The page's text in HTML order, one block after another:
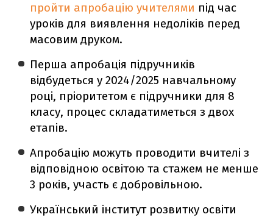
пройти апробацію учителями під час
уроків для виявлення недоліків перед
масовим друком.
Перша апробація підручників
відбудеться у 2024/2025 навчальному
році, пріоритетом є підручники для 8
класу, процес складатиметься з двох
етапів.
Апробацію можуть проводити вчителі з
відповідною освітою та стажем не менше
3 років, участь є добровільною.
Український інститут розвитку освіти